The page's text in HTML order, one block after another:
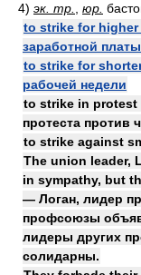
4) эк. тр. юр.
to strike for higher
заработной платы
to strike for
рабочей недели
to strike in protest
протеста против
to strike against
The union leader,
in sympathy, but
— Логан, лидер
профсоюзы
лидеры других
солидарны.